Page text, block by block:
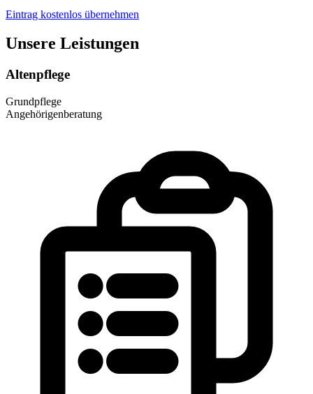
Eintrag kostenlos übernehmen
Unsere Leistungen
Altenpflege
Grundpflege
Angehörigenberatung